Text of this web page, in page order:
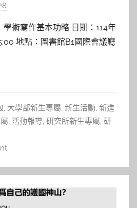
c
h
學術寫作基本功略 日期：114年
地點：圖書館B1國際會議廳
言教學與研究中心 【講座紀
Body部份應包括的內容， 國立
, 大學部新生專屬, 新生活動, 新進
, 活動報導, 研究所新生專屬, 研